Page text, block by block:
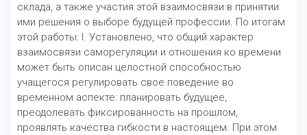
склада, а также участия этой взаимосвязи в принятии
ими решения о выборе будущей профессии. По итогам
этой работы: I. Установлено, что общий характер
взаимосвязи саморегуляции и отношения ко времени
может быть описан целостной способностью
учащегося регулировать свое поведение во
временном аспекте: планировать будущее,
преодолевать фиксированность на прошлом,
проявлять качества гибкости в настоящем. При этом